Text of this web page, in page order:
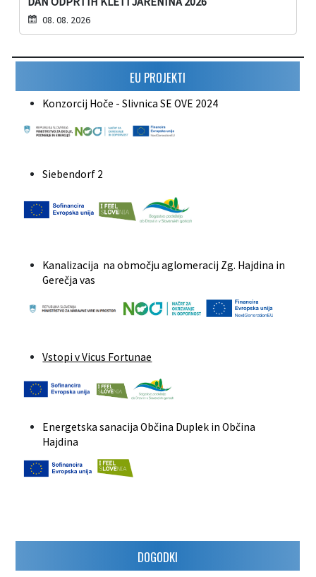
08. 08. 2026
EU PROJEKTI
Konzorcij Hoče - Slivnica SE OVE 2024
Siebendorf 2
Kanalizacija na območju aglomeracij Zg. Hajdina in
Gerečja vas
Vstopi v Vicus Fortunae
Energetska sanacija Občina Duplek in Občina
Hajdina
DOGODKI